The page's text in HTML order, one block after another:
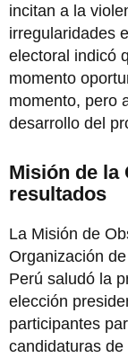
incitan a la
irregularidades
electoral indicó
momento
momento, pero
desarrollo del
Misión de la
resultados
La Misión de
Organización
Perú saludó la
elección
participantes
candidaturas